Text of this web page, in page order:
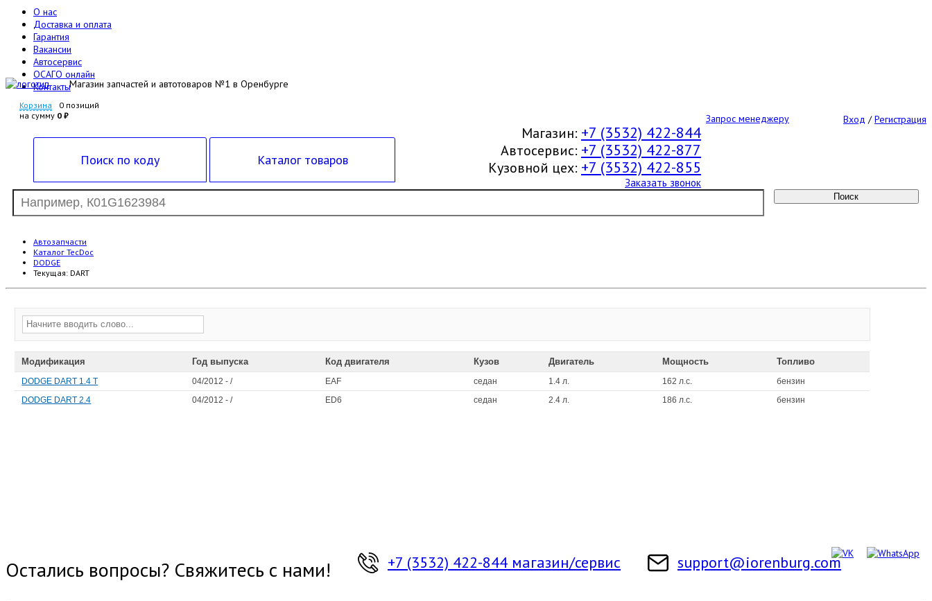
О нас
Доставка и оплата
Гарантия
Вакансии
Автосервис
ОСАГО онлайн
Контакты
Вход / Регистрация
Запрос менеджеру
Магазин запчастей и автотоваров №1 в Оренбурге
Корзина
0 позиций
на сумму 0 ₽
Магазин: +7 (3532) 422-844
Автосервис: +7 (3532) 422-877
Кузовной цех: +7 (3532) 422-855
Заказать звонок
Поиск по коду Каталог товаров
Автозапчасти
Каталог TecDoc
DODGE
Текущая: DART
Модификация Год выпуска Код двигателя Кузов Двигатель Мощность Топливо
DODGE DART 1.4 T 04/2012 - / EAF седан 1.4 л. 162 л.с.
бензин
DODGE DART 2.4
04/2012 - / ED6 седан 2.4 л. 186 л.с. бензин
Остались вопросы? Свяжитесь с нами! +7 (3532) 422-844 магазин/сервис support@iorenburg.com